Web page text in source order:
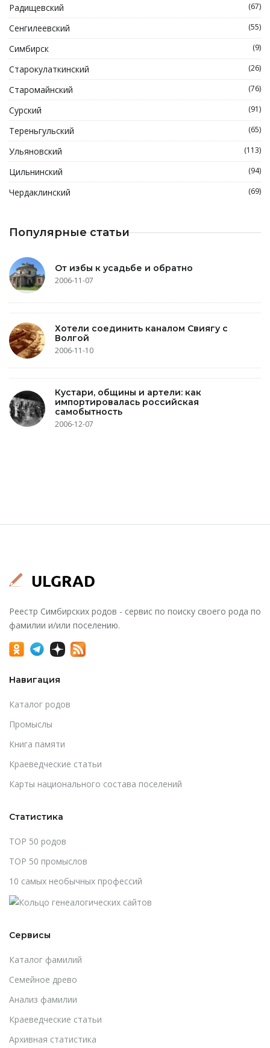
Радищевский (67)
Сенгилеевский (55)
Симбирск (9)
Старокулаткинский (26)
Старомайнский (76)
Сурский (91)
Тереньгульский (65)
Ульяновский (113)
Цильнинский (94)
Чердаклинский (69)
Популярные статьи
От избы к усадьбе и обратно
2006-11-07
Хотели соединить каналом Свиягу с
Волгой
2006-11-10
Кустари, общины и артели: как
импортировалась российская
самобытность
2006-12-07
Реестр Симбирских родов - сервис по поиску своего рода по
фамилии и/или поселению.
Навигация
Каталог родов
Промыслы
Книга памяти
Краеведческие статьи
Карты национального состава поселений
Статистика
TOP 50 родов
TOP 50 промыслов
10 самых необычных профессий
Сервисы
Каталог фамилий
Cемейное древо
Анализ фамилии
Краеведческие статьи
Архивная статистика